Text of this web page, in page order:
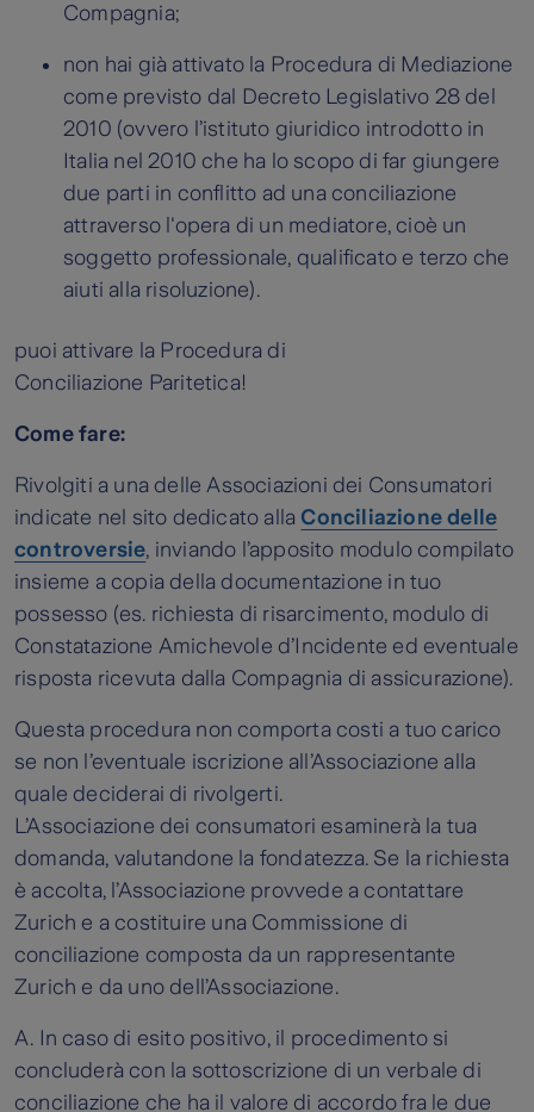
Compagnia;
non hai già attivato la Procedura di Mediazione
come previsto dal Decreto Legislativo 28 del
2010 (ovvero l’istituto giuridico introdotto in
Italia nel 2010 che ha lo scopo di far giungere
due parti in conflitto ad una conciliazione
attraverso l'opera di un mediatore, cioè un
soggetto professionale, qualificato e terzo che
aiuti alla risoluzione).
puoi attivare la Procedura di
Conciliazione Paritetica!
Come fare:
Rivolgiti a una delle Associazioni dei Consumatori
indicate nel sito dedicato alla Conciliazione delle
controversie, inviando l’apposito modulo compilato
insieme a copia della documentazione in tuo
possesso (es. richiesta di risarcimento, modulo di
Constatazione Amichevole d’Incidente ed eventuale
risposta ricevuta dalla Compagnia di assicurazione).
Questa procedura non comporta costi a tuo carico
se non l’eventuale iscrizione all’Associazione alla
quale deciderai di rivolgerti.
L’Associazione dei consumatori esaminerà la tua
domanda, valutandone la fondatezza. Se la richiesta
è accolta, l’Associazione provvede a contattare
Zurich e a costituire una Commissione di
conciliazione composta da un rappresentante
Zurich e da uno dell’Associazione.
A. In caso di esito positivo, il procedimento si
concluderà con la sottoscrizione di un verbale di
conciliazione che ha il valore di accordo fra le due